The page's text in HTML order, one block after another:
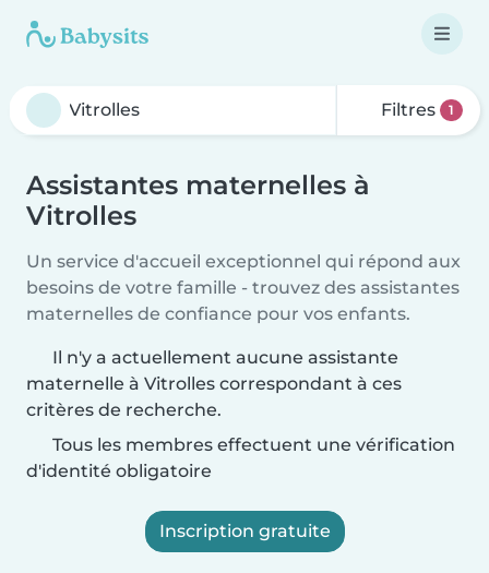
Filtres 1
Assistantes maternelles à
Vitrolles
Un service d'accueil exceptionnel qui répond aux
besoins de votre famille - trouvez des assistantes
maternelles de confiance pour vos enfants.
Il n'y a actuellement aucune assistante
maternelle à Vitrolles correspondant à ces
critères de recherche.
Tous les membres effectuent une vérification
d'identité obligatoire
Inscription gratuite